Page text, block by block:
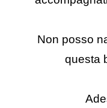
Non posso
questa